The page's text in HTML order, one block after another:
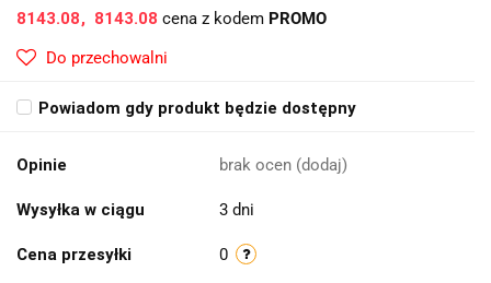
8143.08 8143.08 cena z kodem PROMO
Do przechowalni
Powiadom gdy produkt będzie dostępny
Opinie brak ocen (dodaj)
Wysyłka w ciągu 3 dni
Cena przesyłki 0